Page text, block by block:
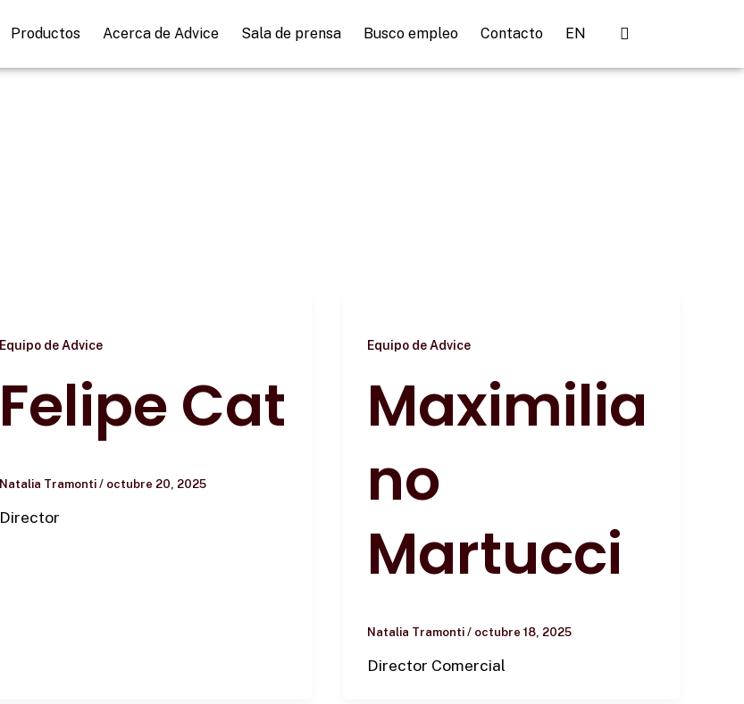
Productos Acerca de Advice Sala de prensa Busco empleo Contacto EN
Equipo de Advice
Felipe Cat
Natalia Tramonti/ octubre 20, 2025
Director
Equipo de Advice
Maximilia
no
Martucci
Natalia Tramonti / octubre 18, 2025
Director Comercial